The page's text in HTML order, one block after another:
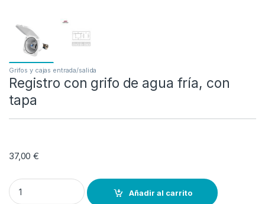
Grifos y cajas entrada/salida
Registro con grifo de agua fría, con
tapa
37,00€
Registro con grifo de agua fría, con tapa quantity
Añadir al carrito